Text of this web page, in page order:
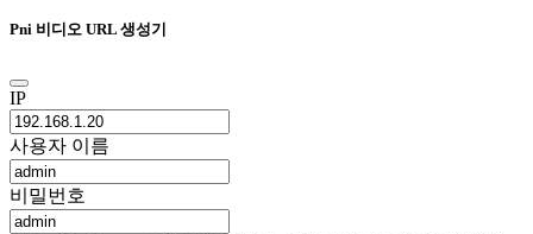
Pni 비디오 URL 생성기
IP
사용자 이름
비밀번호